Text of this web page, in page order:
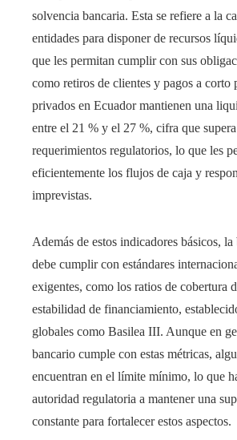
solvencia bancaria. Esta se refiere a la
entidades para disponer de recursos
que les permitan cumplir con sus
como retiros de clientes y pagos a corto
privados en Ecuador mantienen una
entre el 21 % y el 27 %, cifra que
requerimientos regulatorios, lo que les
eficientemente los flujos de caja y
imprevistas.
Además de estos indicadores básicos, la
debe cumplir con estándares
exigentes, como los ratios de cobertura
estabilidad de financiamiento,
globales como Basilea III. Aunque en
bancario cumple con estas métricas,
encuentran en el límite mínimo, lo que
autoridad regulatoria a mantener una
constante para fortalecer estos aspectos.